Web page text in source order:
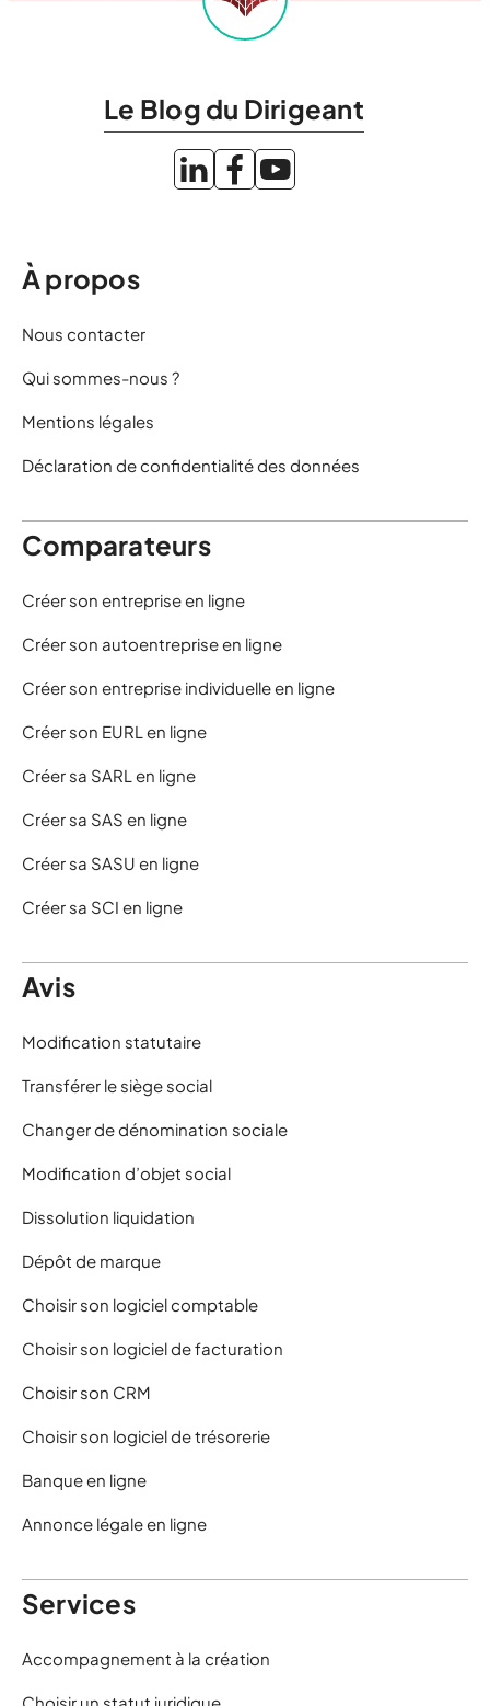
Le Blog du Dirigeant
À propos
Nous contacter
Qui sommes-nous ?
Mentions légales
Déclaration de confidentialité des données
Comparateurs
Créer son entreprise en ligne
Créer son autoentreprise en ligne
Créer son entreprise individuelle en ligne
Créer son EURL en ligne
Créer sa SARL en ligne
Créer sa SAS en ligne
Créer sa SASU en ligne
Créer sa SCI en ligne
Avis
Modification statutaire
Transférer le siège social
Changer de dénomination sociale
Modification d’objet social
Dissolution liquidation
Dépôt de marque
Choisir son logiciel comptable
Choisir son logiciel de facturation
Choisir son CRM
Choisir son logiciel de trésorerie
Banque en ligne
Annonce légale en ligne
Services
Accompagnement à la création